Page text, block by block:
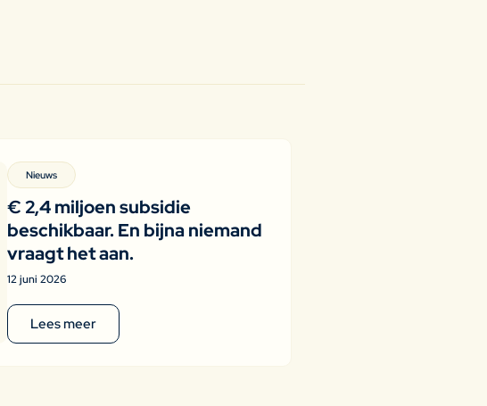
Nieuws
€ 2,4 miljoen subsidie
beschikbaar. En bijna niemand
vraagt het aan.
12 juni 2026
Lees meer